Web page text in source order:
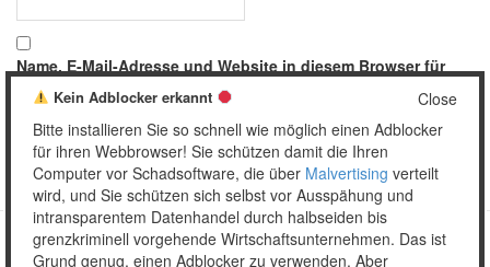
Name, E-Mail-Adresse und Website in diesem Browser für
meinen nächsten Kommentar speichern.
Close
Kein Adblocker erkannt
Bitte installieren Sie so schnell wie möglich einen Adblocker
für ihren Webbrowser! Sie schützen damit die Ihren
Computer vor Schadsoftware, die über Malvertising verteilt
wird, und Sie schützen sich selbst vor Ausspähung und
intransparentem Datenhandel durch halbseiden bis
grenzkriminell vorgehende Wirtschaftsunternehmen. Das ist
Grund genug, einen Adblocker zu verwenden. Aber